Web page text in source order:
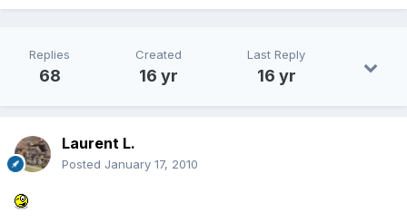
Replies
68
Created
16 yr
Last Reply
16 yr
Laurent L.
Posted January 17, 2010